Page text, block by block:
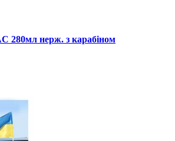
280мл нерж. з карабіном